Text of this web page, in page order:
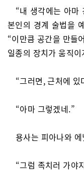
“내 생각에는 아마
본인의 경계 술법을
“이만큼 공간을 만들
일종의 장치가 움직
“그러면, 근처에 있
“아마 그렇겠네.”
용사는 피아나와
“그럼 족치러 가야